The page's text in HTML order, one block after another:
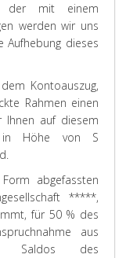
der mit einem
werden wir uns
Aufhebung dieses
Kontoauszug,
Rahmen einen
Ihnen auf diesem
in Höhe von S
abgefassten
*****,
für 50 % des
aus
Saldos des